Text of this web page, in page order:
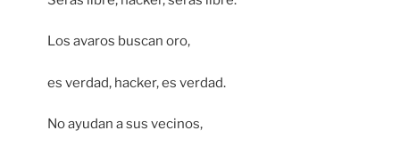
Los avaros buscan oro,
es verdad, hacker, es verdad.
No ayudan a sus vecinos,